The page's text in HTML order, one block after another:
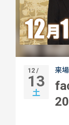
12 /
13
土
来場